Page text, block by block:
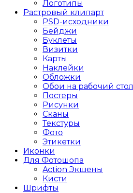
Логотипы
Растровый клипарт
PSD-исходники
Бейджи
Буклеты
Визитки
Карты
Наклейки
Обложки
Обои на рабочий стол
Постеры
Рисунки
Сканы
Текстуры
Фото
Этикетки
Иконки
Для Фотошопа
Action Экшены
Кисти
Шрифты